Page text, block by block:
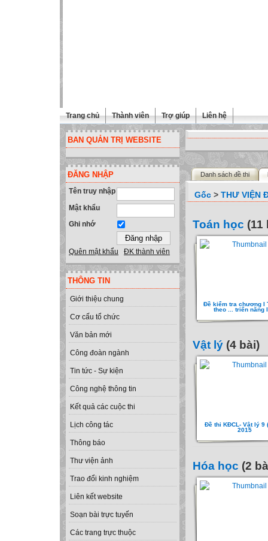
Trang chủ Thành viên Trợ giúp Liên hệ
BAN QUẢN TRỊ WEBSITE
ĐĂNG NHẬP
Tên truy nhập
Mật khẩu
Ghi nhớ
Quên mật khẩu ĐK thành viên
THÔNG TIN
Giới thiệu chung
Cơ cấu tổ chức
Văn bản mới
Công đoàn ngành
Tin tức - Sự kiện
Công nghệ thông tin
Kết quả các cuộc thi
Lịch công tác
Thông báo
Thư viện ảnh
Trao đổi kinh nghiệm
Liên kết website
Soạn bài trực tuyến
Các trang trực thuộc
Danh sách đề thi
Gốc > THƯ VIỆN
Toán học (11
Đề kiểm tra chương I
theo ... triển năng
Vật lý (4 bài)
Đề thi KĐCL- Vật lý 9
2015
Hóa học (2